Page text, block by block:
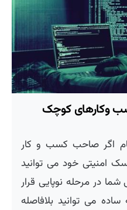
وکارهای کوچک
اگر صاحب کسب و کار
امنیتی خود می توانید
در مرحله نوپایی قرار
ساده می توانید بلافاصله